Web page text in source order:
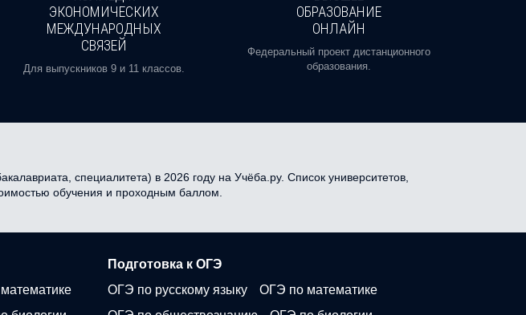
ЭКОНОМИЧЕСКИХ
МЕЖДУНАРОДНЫХ
СВЯЗЕЙ
Для выпускников 9 и 11 классов.
ОБРАЗОВАНИЕ
ОНЛАЙН
Федеральный проект дистанционного
образования.
специалитета) в 2026 году на Учёба.ру. Список университетов,
обучения и проходным баллом.
Подготовка к ОГЭ
ОГЭ по русскому языку
ОГЭ по математике